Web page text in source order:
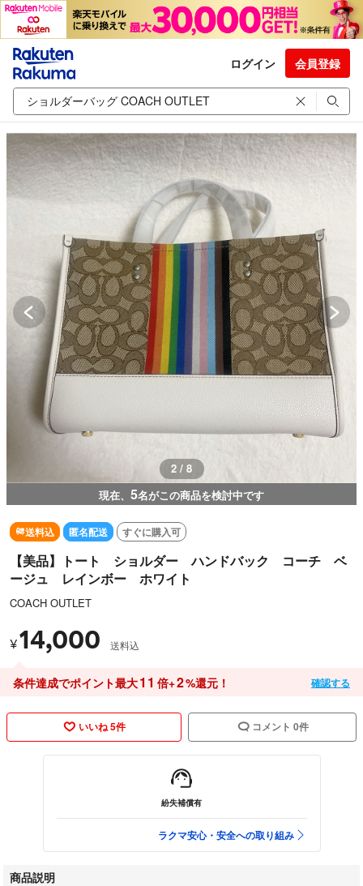
ログイン 会員登録
2 / 8
現在、 5名がこの商品を検討中です
送料込 匿名配送 すぐに購入可
【美品】トート ショルダー ハンドバック コーチ ベ
ージュ レインボー ホワイト
COACH OUTLET
¥14,000 送料込
条件達成でポイント最大11 倍+2%還元！ 確認する
いいね 5件 コメント 0件
紛失補償有
ラクマ安心・安全への取り組み
商品説明